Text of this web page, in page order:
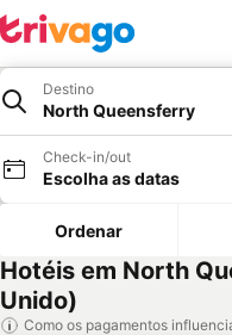
Destino
North Queensferry
Check-in/out
Escolha as datas
Ordenar
Hotéis em North
Unido)
Como os pagamentos